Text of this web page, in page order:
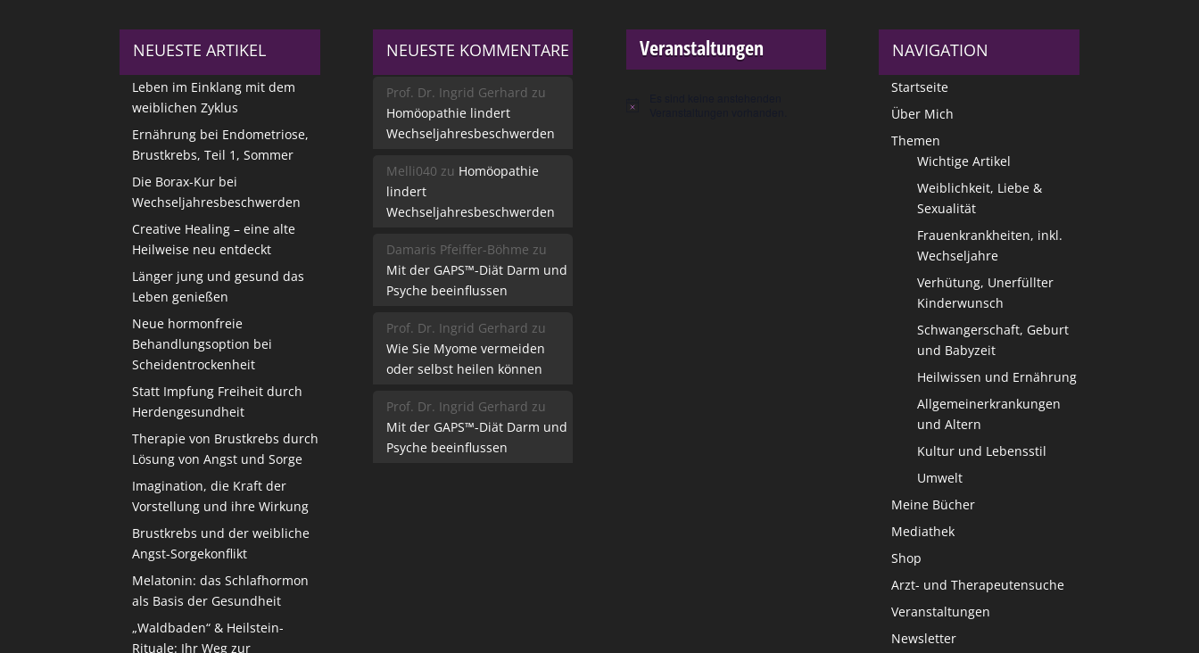
NEUESTE ARTIKEL
Leben im Einklang mit dem
weiblichen Zyklus
Ernährung bei Endometriose,
Brustkrebs, Teil 1, Sommer
Die Borax-Kur bei
Wechseljahresbeschwerden
Creative Healing – eine alte
Heilweise neu entdeckt
Länger jung und gesund das
Leben genießen
Neue hormonfreie
Behandlungsoption bei
Scheidentrockenheit
Statt Impfung Freiheit durch
Herdengesundheit
Therapie von Brustkrebs durch
Lösung von Angst und Sorge
Imagination, die Kraft der
Vorstellung und ihre Wirkung
Brustkrebs und der weibliche
Angst-Sorgekonflikt
Melatonin: das Schlafhormon
als Basis der Gesundheit
„Waldbaden“ & Heilstein-
Rituale: Ihr Weg zur
NEUESTE KOMMENTARE
Prof. Dr. Ingrid Gerhard zu
Homöopathie lindert
Wechseljahresbeschwerden
Melli040 zu Homöopathie
lindert
Wechseljahresbeschwerden
Damaris Pfeiffer-Böhme zu
Mit der GAPS™-Diät Darm und
Psyche beeinflussen
Prof. Dr. Ingrid Gerhard zu
Wie Sie Myome vermeiden
oder selbst heilen können
Prof. Dr. Ingrid Gerhard zu
Mit der GAPS™-Diät Darm und
Psyche beeinflussen
Veranstaltungen
Hinweis
NAVIGATION
Startseite
Über Mich
Themen
Wichtige Artikel
Weiblichkeit, Liebe &
Sexualität
Frauenkrankheiten, inkl.
Wechseljahre
Verhütung, Unerfüllter
Kinderwunsch
Schwangerschaft, Geburt
und Babyzeit
Heilwissen und Ernährung
Allgemeinerkrankungen
und Altern
Kultur und Lebensstil
Umwelt
Meine Bücher
Mediathek
Shop
Arzt- und Therapeutensuche
Veranstaltungen
Newsletter